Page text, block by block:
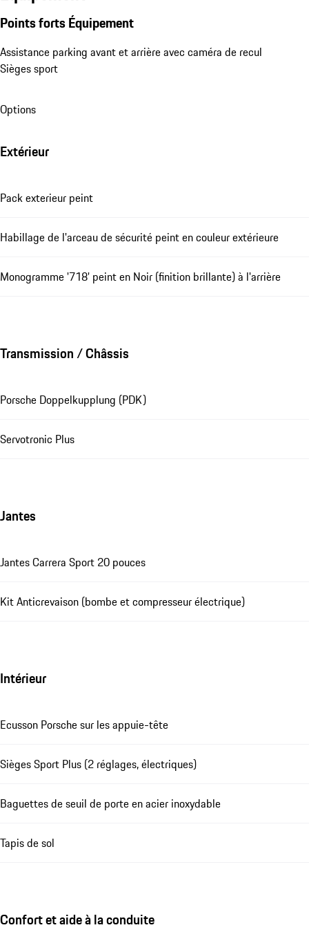
Points forts Équipement
Assistance parking avant et arrière avec caméra de recul
Sièges sport
Options
Extérieur
Pack exterieur peint
Habillage de l'arceau de sécurité peint en couleur extérieure
Monogramme '718' peint en Noir (finition brillante) à l'arrière
Transmission / Châssis
Porsche Doppelkupplung (PDK)
Servotronic Plus
Jantes
Jantes Carrera Sport 20 pouces
Kit Anticrevaison (bombe et compresseur électrique)
Intérieur
Ecusson Porsche sur les appuie-tête
Sièges Sport Plus (2 réglages, électriques)
Baguettes de seuil de porte en acier inoxydable
Tapis de sol
Confort et aide à la conduite